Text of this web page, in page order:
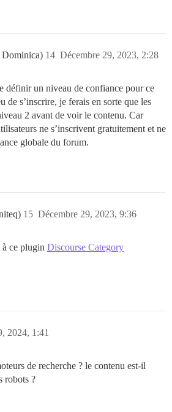
Décembre 29, 2023, 2:28
14
définir un niveau de confiance pour ce
de s’inscrire, je ferais en sorte que les
2 avant de voir le contenu. Car
ne s’inscrivent gratuitement et ne
globale du forum.
Décembre 29, 2023, 9:36
15
ce plugin Discourse Category
2024, 1:41
de recherche ? le contenu est-il
robots ?